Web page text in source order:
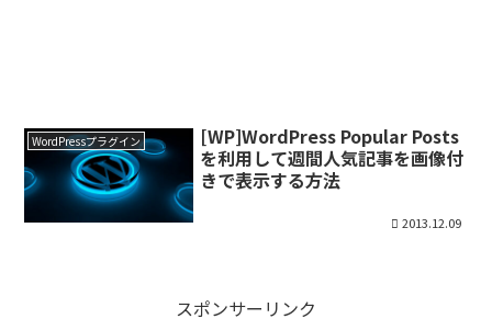
WordPressプラグイン
[WP]WordPress Popular Posts
を利用して週間人気記事を画像付
きで表示する方法
2013.12.09
スポンサーリンク